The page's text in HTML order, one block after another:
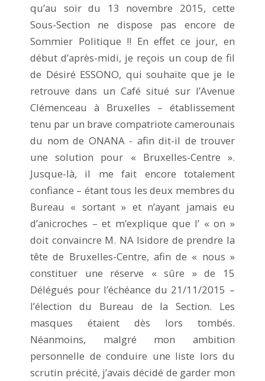
qu’au soir du 13 novembre 2015, cette
Sous-Section ne dispose pas encore de
Sommier Politique !! En effet ce jour, en
début d’après-midi, je reçois un coup de fil
de Désiré ESSONO, qui souhaite que je le
retrouve dans un Café situé sur l’Avenue
Clémenceau à Bruxelles – établissement
tenu par un brave compatriote camerounais
du nom de ONANA - afin dit-il de trouver
une solution pour « Bruxelles-Centre ».
Jusque-là, il me fait encore totalement
confiance – étant tous les deux membres du
Bureau « sortant » et n’ayant jamais eu
d’anicroches – et m’explique que l’ « on »
doit convaincre M. NA Isidore de prendre la
tête de Bruxelles-Centre, afin de « nous »
constituer une réserve « sûre » de 15
Délégués pour l’échéance du 21/11/2015 –
l’élection du Bureau de la Section. Les
masques étaient dès lors tombés.
Néanmoins, malgré mon ambition
personnelle de conduire une liste lors du
scrutin précité, j’avais décidé de garder mon